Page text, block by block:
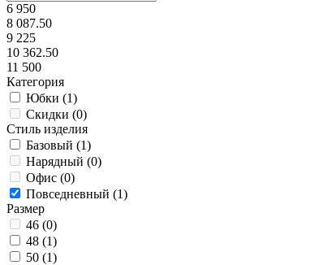
6 950
8 087.50
9 225
10 362.50
11 500
Категория
Юбки (1)
Скидки (0)
Стиль изделия
Базовый (1)
Нарядный (0)
Офис (0)
Повседневный (1)
Размер
46 (0)
48 (1)
50 (1)